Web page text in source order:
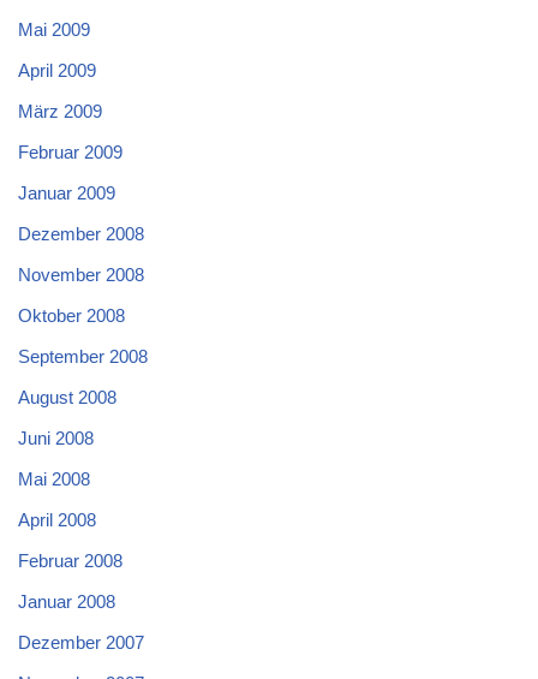
Mai 2009
April 2009
März 2009
Februar 2009
Januar 2009
Dezember 2008
November 2008
Oktober 2008
September 2008
August 2008
Juni 2008
Mai 2008
April 2008
Februar 2008
Januar 2008
Dezember 2007